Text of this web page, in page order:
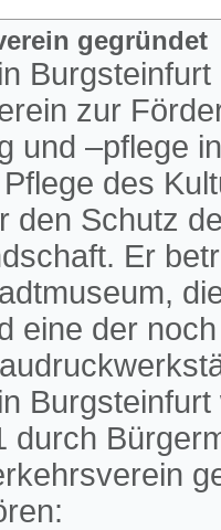
gegründet
Burgsteinfurt
zur
und –pflege
des
den Schutz
Er
eine der
durch